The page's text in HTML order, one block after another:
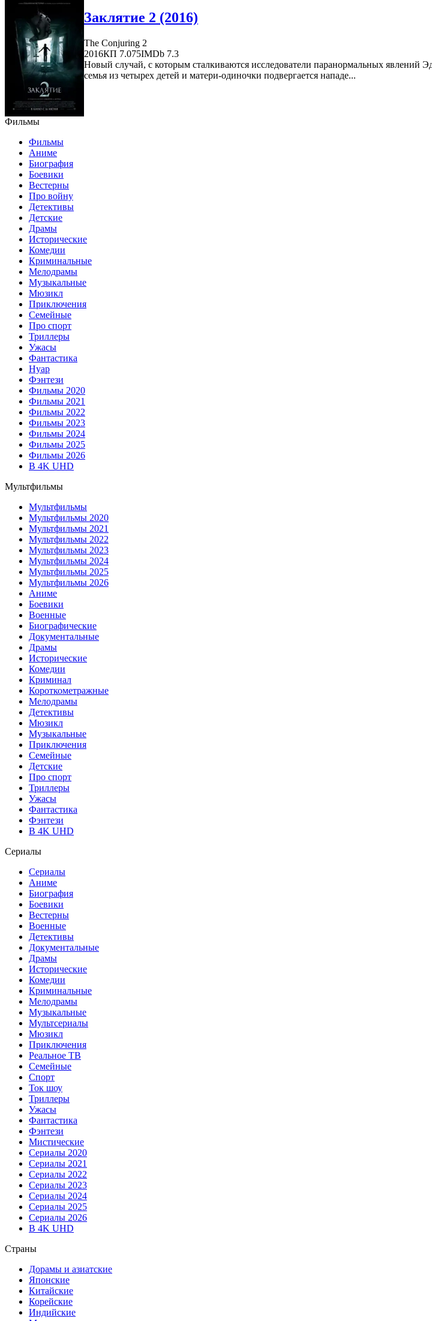
Заклятие 2 (2016)
The Conjuring 2
2016КП 7.075IMDb 7.3
Новый случай, с которым сталкиваются исследователи паранормальных явлений
семья из четырех детей и матери-одиночки подвергается нападе...
Фильмы
Фильмы
Аниме
Биография
Боевики
Вестерны
Про войну
Детективы
Детские
Драмы
Исторические
Комедии
Криминальные
Мелодрамы
Музыкальные
Мюзикл
Приключения
Семейные
Про спорт
Триллеры
Ужасы
Фантастика
Нуар
Фэнтези
Фильмы 2020
Фильмы 2021
Фильмы 2022
Фильмы 2023
Фильмы 2024
Фильмы 2025
Фильмы 2026
В 4K UHD
Мультфильмы
Мультфильмы
Мультфильмы 2020
Мультфильмы 2021
Мультфильмы 2022
Мультфильмы 2023
Мультфильмы 2024
Мультфильмы 2025
Мультфильмы 2026
Аниме
Боевики
Военные
Биографические
Документальные
Драмы
Исторические
Комедии
Криминал
Короткометражные
Мелодрамы
Детективы
Мюзикл
Музыкальные
Приключения
Семейные
Детские
Про спорт
Триллеры
Ужасы
Фантастика
Фэнтези
В 4K UHD
Сериалы
Сериалы
Аниме
Биография
Боевики
Вестерны
Военные
Детективы
Документальные
Драмы
Исторические
Комедии
Криминальные
Мелодрамы
Музыкальные
Мультсериалы
Мюзикл
Приключения
Реальное ТВ
Семейные
Спорт
Ток шоу
Триллеры
Ужасы
Фантастика
Фэнтези
Мистические
Сериалы 2020
Сериалы 2021
Сериалы 2022
Сериалы 2023
Сериалы 2024
Сериалы 2025
Сериалы 2026
В 4K UHD
Страны
Дорамы и азиатские
Японские
Китайские
Корейские
Индийские